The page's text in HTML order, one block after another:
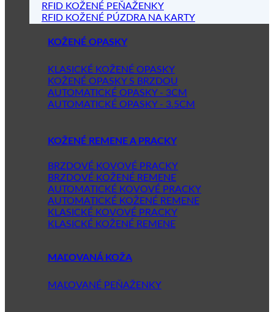
RFID KOŽENÉ PEŇAŽENKY
RFID KOŽENÉ PÚZDRA NA KARTY
KOŽENÉ OPASKY
KLASICKÉ KOŽENÉ OPASKY
KOŽENÉ OPASKY S BRZDOU
AUTOMATICKÉ OPASKY - 3CM
AUTOMATICKÉ OPASKY - 3.5CM
KOŽENÉ REMENE A PRACKY
BRZDOVÉ KOVOVÉ PRACKY
BRZDOVÉ KOŽENÉ REMENE
AUTOMATICKÉ KOVOVÉ PRACKY
AUTOMATICKÉ KOŽENÉ REMENE
KLASICKÉ KOVOVÉ PRACKY
KLASICKÉ KOŽENÉ REMENE
MAĽOVANÁ KOŽA
MAĽOVANÉ PEŇAŽENKY